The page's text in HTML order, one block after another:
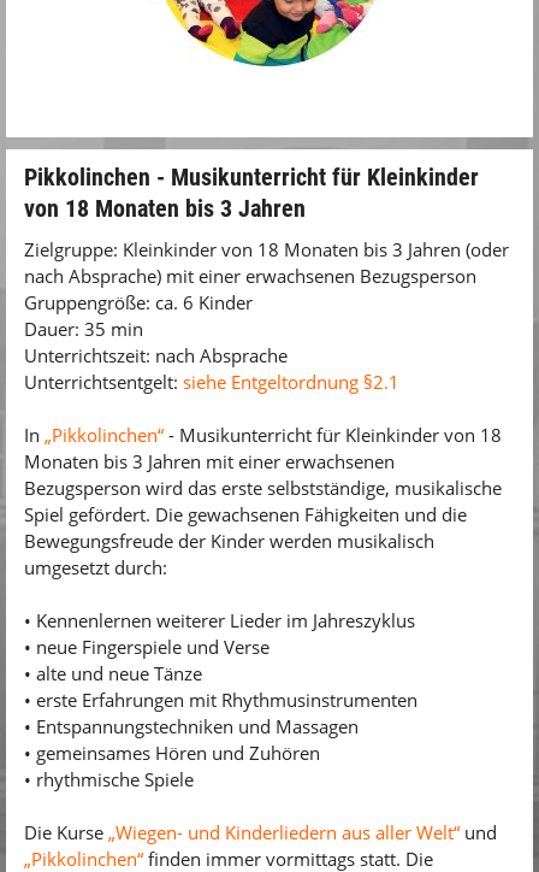
Pikkolinchen - Musikunterricht für Kleinkinder
von 18 Monaten bis 3 Jahren
Zielgruppe: Kleinkinder von 18 Monaten bis 3 Jahren (oder
nach Absprache) mit einer erwachsenen Bezugsperson
Gruppengröße: ca. 6 Kinder
Dauer: 35 min
Unterrichtszeit: nach Absprache
Unterrichtsentgelt: siehe Entgeltordnung §2.1
In „Pikkolinchen“ - Musikunterricht für Kleinkinder von 18
Monaten bis 3 Jahren mit einer erwachsenen
Bezugsperson wird das erste selbstständige, musikalische
Spiel gefördert. Die gewachsenen Fähigkeiten und die
Bewegungsfreude der Kinder werden musikalisch
umgesetzt durch:
• Kennenlernen weiterer Lieder im Jahreszyklus
• neue Fingerspiele und Verse
• alte und neue Tänze
• erste Erfahrungen mit Rhythmusinstrumenten
• Entspannungstechniken und Massagen
• gemeinsames Hören und Zuhören
• rhythmische Spiele
Die Kurse „Wiegen- und Kinderliedern aus aller Welt“ und
„Pikkolinchen“ finden immer vormittags statt. Die